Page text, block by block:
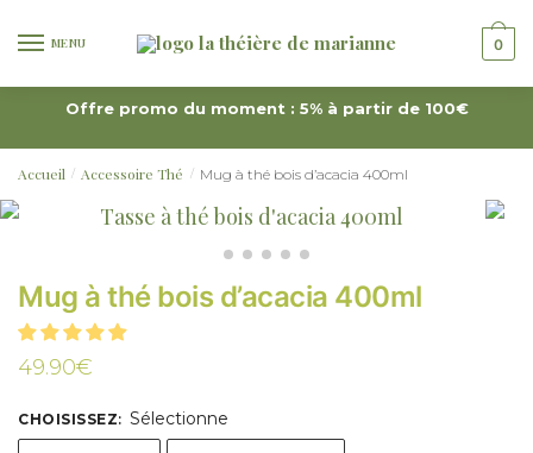
MENU 0
Offre promo du moment : 5% à partir de 100€
Accueil / Accessoire Thé / Mug à thé bois d’acacia 400ml
Mug à thé bois d’acacia 400ml
49.90€
CHOISISSEZ: Sélectionne